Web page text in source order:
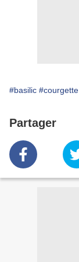
#basilic #courgette
Partager